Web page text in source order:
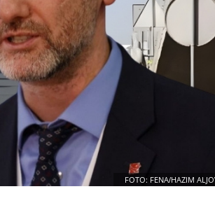
FOTO: FENA/HAZIM